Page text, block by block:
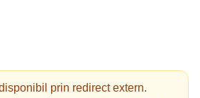
prin redirect extern.